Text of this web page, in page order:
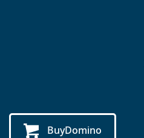
BuyDomino